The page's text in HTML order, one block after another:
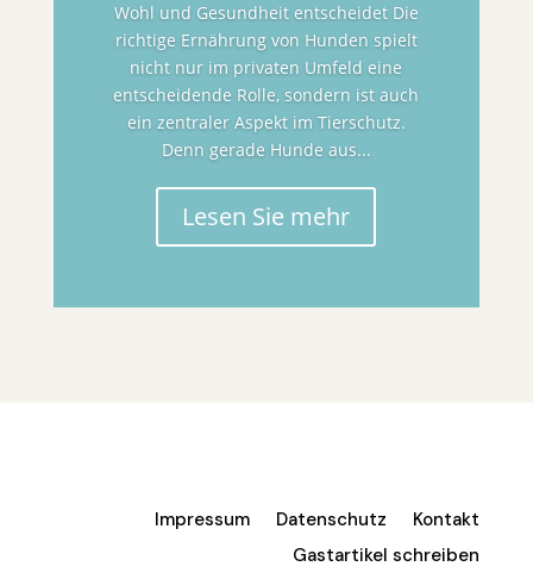
Wohl und Gesundheit entscheidet Die
richtige Ernährung von Hunden spielt
nicht nur im privaten Umfeld eine
entscheidende Rolle, sondern ist auch
ein zentraler Aspekt im Tierschutz.
Denn gerade Hunde aus...
Lesen Sie mehr
Impressum Datenschutz
Kontakt
Gastartikel schreiben